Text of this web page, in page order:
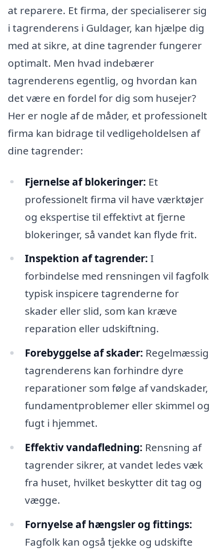
at reparere. Et firma, der specialiserer sig
i tagrenderens i Guldager, kan hjælpe dig
med at sikre, at dine tagrender fungerer
optimalt. Men hvad indebærer
tagrenderens egentlig, og hvordan kan
det være en fordel for dig som husejer?
Her er nogle af de måder, et professionelt
firma kan bidrage til vedligeholdelsen af
dine tagrender:
Fjernelse af blokeringer: Et
professionelt firma vil have værktøjer
og ekspertise til effektivt at fjerne
blokeringer, så vandet kan flyde frit.
Inspektion af tagrender: I
forbindelse med rensningen vil fagfolk
typisk inspicere tagrenderne for
skader eller slid, som kan kræve
reparation eller udskiftning.
Forebyggelse af skader: Regelmæssig
tagrenderens kan forhindre dyre
reparationer som følge af vandskader,
fundamentproblemer eller skimmel og
fugt i hjemmet.
Effektiv vandafledning: Rensning af
tagrender sikrer, at vandet ledes væk
fra huset, hvilket beskytter dit tag og
vægge.
Fornyelse af hængsler og fittings:
Fagfolk kan også tjekke og udskifte